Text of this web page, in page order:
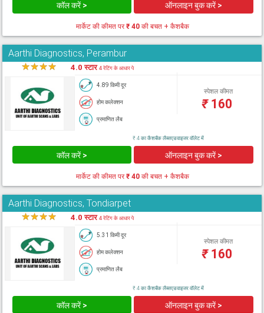
कॉल करें > ऑनलाइन बुक करें >
मार्केट की कीमत पर₹ 40 की बचत + कैशबैक
Aarthi Diagnostics, Perambur
★★★★ 4.0 स्टार4 रेटिंग के आधार पे
4.89 किमी दूर
होम कलेक्शन
प्रमाणित लैब
स्पेशल कीमत
₹160
₹ 4 का कैशबैक लैब्सएडवाइजर वॉलेट में
कॉल करें > ऑनलाइन बुक करें >
मार्केट की कीमत पर₹ 40 की बचत + कैशबैक
Aarthi Diagnostics, Tondiarpet
★★★★ 4.0 स्टार4 रेटिंग के आधार पे
5.31 किमी दूर
होम कलेक्शन
प्रमाणित लैब
स्पेशल कीमत
₹160
₹ 4 का कैशबैक लैब्सएडवाइजर वॉलेट में
कॉल करें > ऑनलाइन बुक करें >